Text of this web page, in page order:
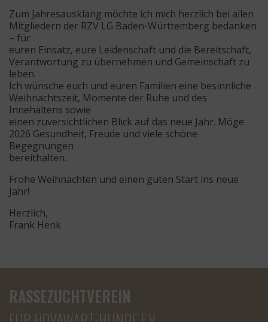
Zum Jahresausklang möchte ich mich herzlich bei allen
Mitgliedern der RZV LG Baden-Württemberg bedanken
– für
euren Einsatz, eure Leidenschaft und die Bereitschaft,
Verantwortung zu übernehmen und Gemeinschaft zu
leben.
Ich wünsche euch und euren Familien eine besinnliche
Weihnachtszeit, Momente der Ruhe und des
Innehaltens sowie
einen zuversichtlichen Blick auf das neue Jahr. Möge
2026 Gesundheit, Freude und viele schöne
Begegnungen
bereithalten.
Frohe Weihnachten und einen guten Start ins neue
Jahr!
Herzlich,
Frank Henk
RASSEZUCHTVEREIN